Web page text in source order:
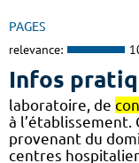
PAGES
relevance:
Infos
laboratoire, de
à l’établissement.
provenant du
centres